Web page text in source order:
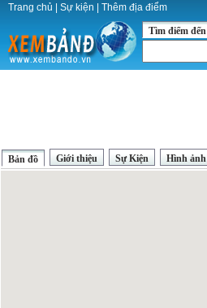
Trang chủ Sự kiện Thêm địa điểm
Tìm điểm đến
Bản đồ Giới thiệu Sự Kiện Hình ảnh